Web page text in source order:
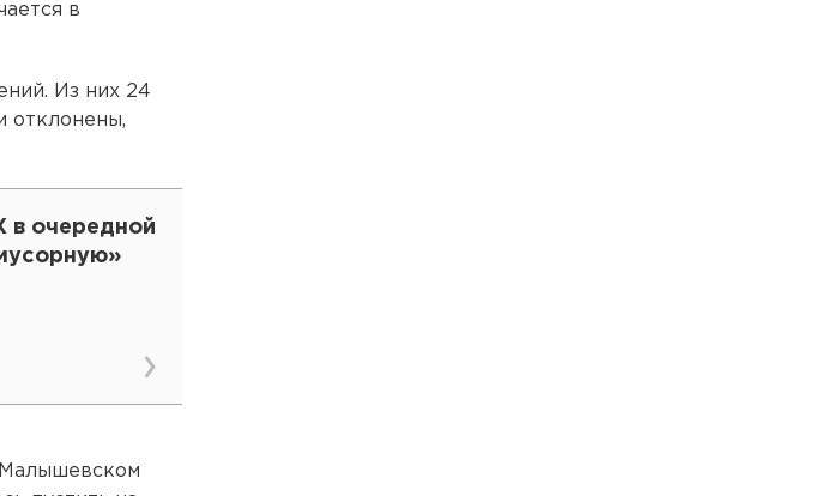
в
Из них 24
отклонены,
в очередной
Малышевском